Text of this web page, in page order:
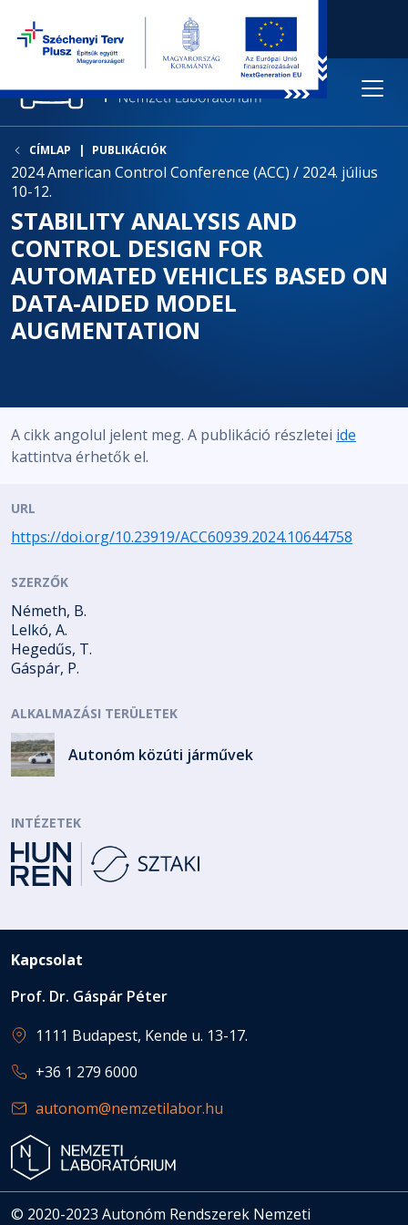
CÍMLAP PUBLIKÁCIÓK
2024 American Control Conference (ACC) / 2024. július
10-12.
STABILITY ANALYSIS AND
CONTROL DESIGN FOR
AUTOMATED VEHICLES BASED ON
DATA-AIDED MODEL
AUGMENTATION
A cikk angolul jelent meg. A publikáció részletei ide
kattintva érhetők el.
URL
https://doi.org/10.23919/ACC60939.2024.10644758
SZERZŐK
Németh, B.
Lelkó, A.
Hegedűs, T.
Gáspár, P.
ALKALMAZÁSI TERÜLETEK
Autonóm közúti járművek
INTÉZETEK
Kapcsolat
Prof. Dr. Gáspár Péter
1111 Budapest, Kende u. 13-17.
+36 1 279 6000
autonom@nemzetilabor.hu
© 2020-2023 Autonóm Rendszerek Nemzeti